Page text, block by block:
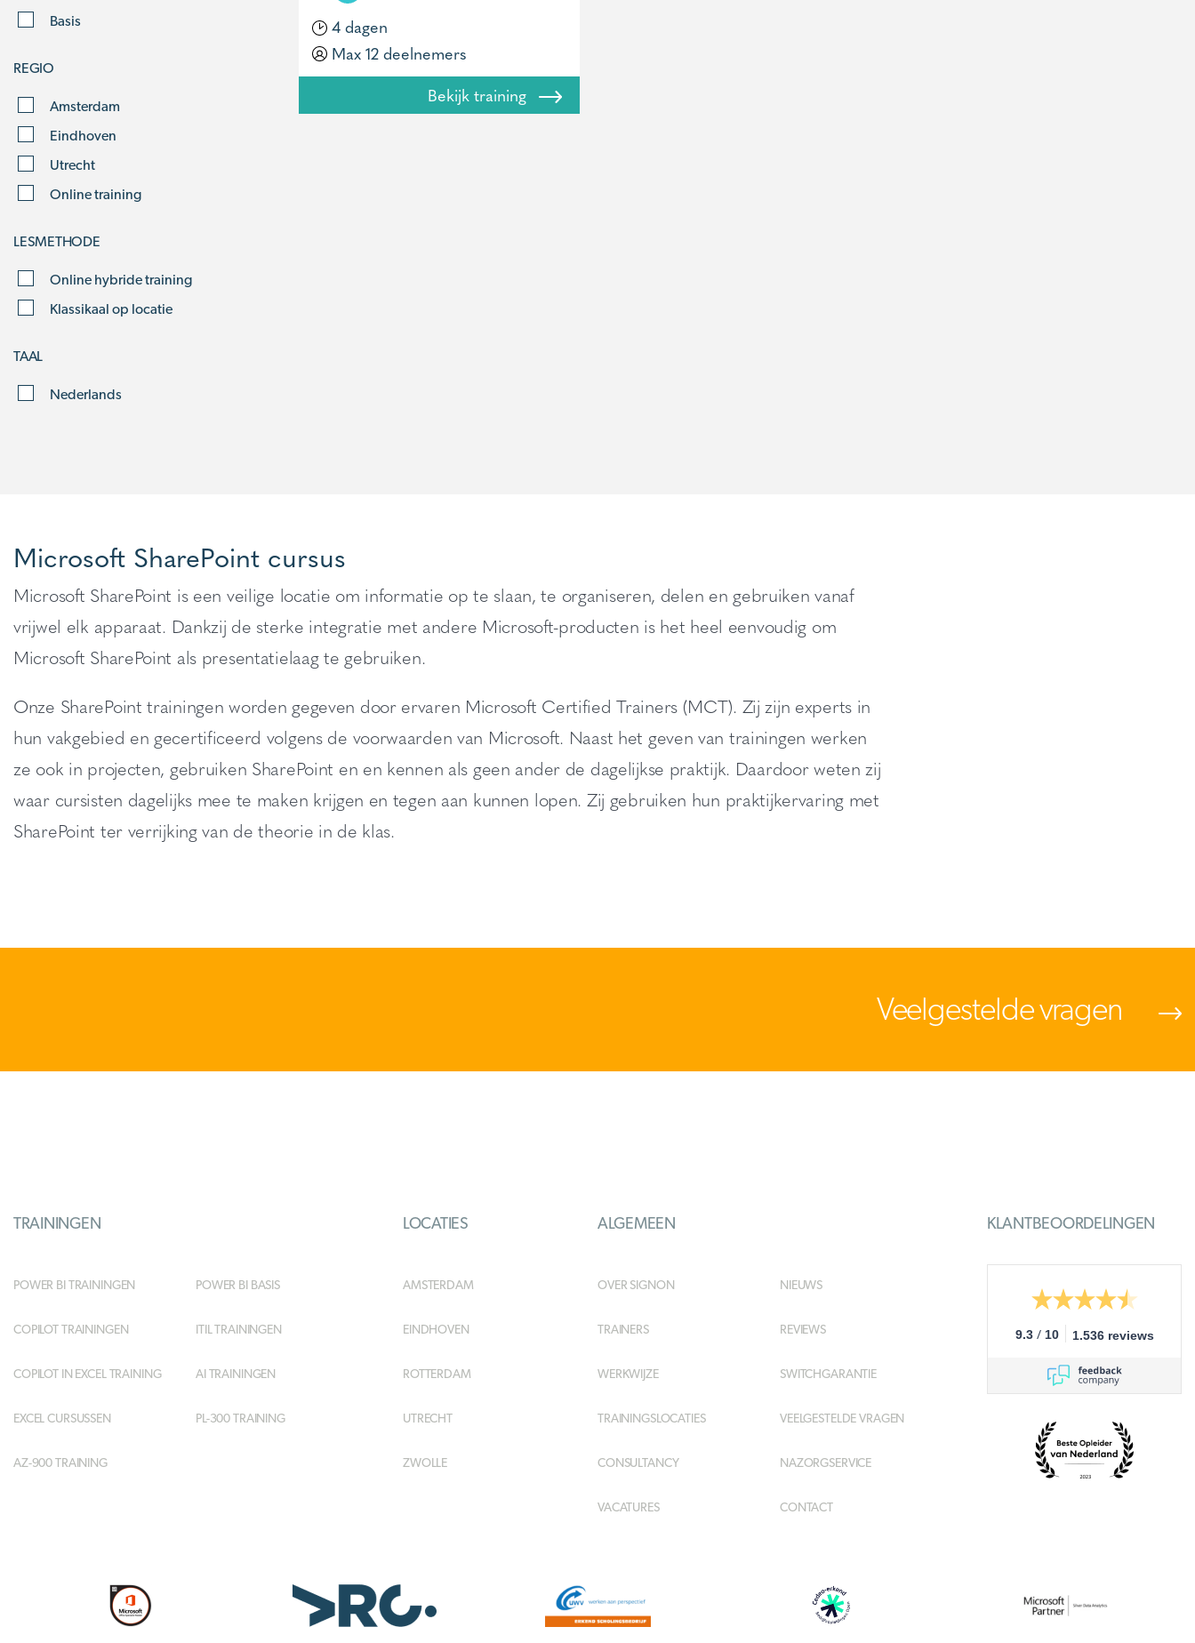
Basis
REGIO
Amsterdam
Eindhoven
Utrecht
Online training
LESMETHODE
Online hybride training
Klassikaal op locatie
TAAL
Nederlands
4 dagen
Max 12 deelnemers
Bekijk training
Microsoft SharePoint cursus
Microsoft SharePoint is een veilige locatie om informatie op te slaan, te organiseren, delen en gebruiken vanaf
vrijwel elk apparaat. Dankzij de sterke integratie met andere Microsoft-producten is het heel eenvoudig om
Microsoft SharePoint als presentatielaag te gebruiken.
Onze SharePoint trainingen worden gegeven door ervaren Microsoft Certified Trainers (MCT). Zij zijn experts in
hun vakgebied en gecertificeerd volgens de voorwaarden van Microsoft. Naast het geven van trainingen werken
ze ook in projecten, gebruiken SharePoint en en kennen als geen ander de dagelijkse praktijk. Daardoor weten zij
waar cursisten dagelijks mee te maken krijgen en tegen aan kunnen lopen. Zij gebruiken hun praktijkervaring met
SharePoint ter verrijking van de theorie in de klas.
Veelgestelde vragen
TRAININGEN
POWER BI TRAININGEN POWER BI BASIS
COPILOT TRAININGEN ITIL TRAININGEN
COPILOT IN EXCEL TRAINING AI TRAININGEN
EXCEL CURSUSSEN PL-300 TRAINING
AZ-900 TRAINING
LOCATIES
AMSTERDAM
EINDHOVEN
ROTTERDAM
UTRECHT
ZWOLLE
ALGEMEEN
OVER SIGNON NIEUWS
TRAINERS REVIEWS
WERKWIJZE SWITCHGARANTIE
TRAININGSLOCATIES VEELGESTELDE VRAGEN
CONSULTANCY NAZORGSERVICE
VACATURES CONTACT
KLANTBEOORDELINGEN
9.3 / 10 1.536 reviews